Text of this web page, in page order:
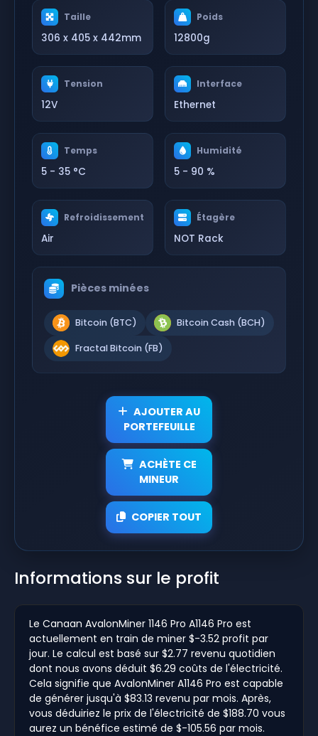
Taille
306 x 405 x 442mm
Poids
12800g
Tension
12V
Interface
Ethernet
Temps
5 - 35 °C
Humidité
5 - 90 %
Refroidissement
Air
Étagère
NOT Rack
Pièces minées
Bitcoin (BTC) Bitcoin Cash (BCH)
Fractal Bitcoin (FB)
AJOUTER AU
PORTEFEUILLE
ACHÈTE CE
MINEUR
COPIER TOUT
Informations sur le profit
Le Canaan AvalonMiner 1146 Pro A1146 Pro est
actuellement en train de miner $-3.52 profit par
jour. Le calcul est basé sur $2.77 revenu quotidien
dont nous avons déduit $6.29 coûts de l'électricité.
Cela signifie que AvalonMiner A1146 Pro est capable
de générer jusqu'à $83.13 revenu par mois. Après,
vous déduiriez le prix de l'électricité de $188.70 vous
aurez un bénéfice estimé de $-105.56 par mois.